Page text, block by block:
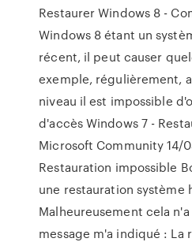
Restaurer Windows 8 -
Windows 8 étant un
récent, il peut causer
exemple, régulièrement,
niveau il est impossible
d'accès Windows 7 -
Microsoft Community 14/
Restauration impossible
une restauration système
Malheureusement cela
message m'a indiqué : La